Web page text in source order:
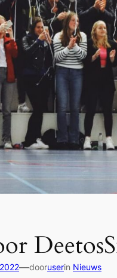
—dooruserin Nieuws